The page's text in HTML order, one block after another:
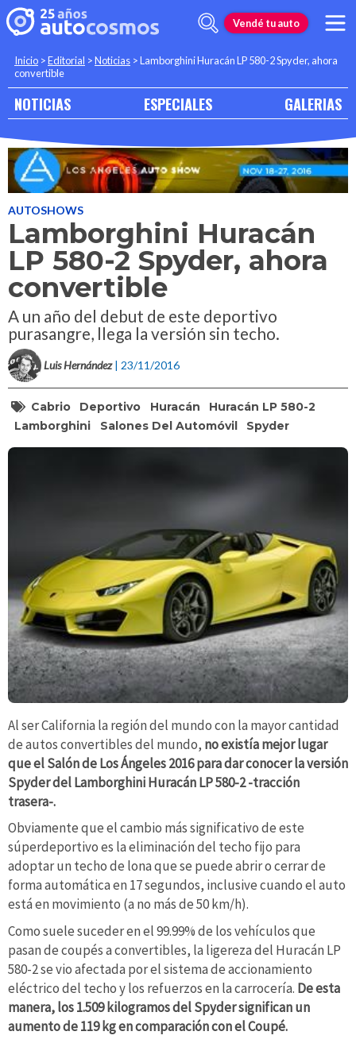
Vendé tu auto
Inicio >Editorial >Noticias >Lamborghini Huracán LP 580-2 Spyder, ahora
convertible
NOTICIAS ESPECIALES GALERIAS
AUTOSHOWS
Lamborghini Huracán
LP 580-2 Spyder, ahora
convertible
A un año del debut de este deportivo
purasangre, llega la versión sin techo.
Luis Hernández | 23/11/2016
Cabrio Deportivo Huracán
Huracán LP 580-2
Lamborghini
Salones Del Automóvil Spyder
Al ser California la región del mundo con la mayor cantidad
de autos convertibles del mundo, no existía mejor lugar
que el Salón de Los Ángeles 2016 para dar conocer la versión
Spyder del Lamborghini Huracán LP 580-2 -tracción
trasera-.
Obviamente que el cambio más significativo de este
súperdeportivo es la eliminación del techo fijo para
adoptar un techo de lona que se puede abrir o cerrar de
forma automática en 17 segundos, inclusive cuando el auto
está en movimiento (a no más de 50 km/h).
Como suele suceder en el 99.99% de los vehículos que
pasan de coupés a convertibles, la ligereza del Huracán LP
580-2 se vio afectada por el sistema de accionamiento
eléctrico del techo y los refuerzos en la carrocería. De esta
manera, los 1.509 kilogramos del Spyder significan un
aumento de 119 kg en comparación con el Coupé.